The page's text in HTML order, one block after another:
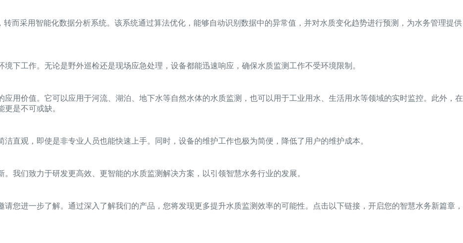
而采用智能化数据分析系统。该系统通过算法优化，能够自动识别数据中的异常值，并对水质变化趋势进行预测，为水务管理提供
下工作。无论是野外巡检还是现场应急处理，设备都能迅速响应，确保水质监测工作不受环境限制。
用价值。它可以应用于河流、湖泊、地下水等自然水体的水质监测，也可以用于工业用水、生活用水等领域的实时监控。此外，在
是不可或缺。
直观，即使是非专业人员也能快速上手。同时，设备的维护工作也极为简便，降低了用户的维护成本。
我们致力于研发更高效、更智能的水质监测解决方案，以引领智慧水务行业的发展。
您进一步了解。通过深入了解我们的产品，您将发现更多提升水质监测效率的可能性。点击以下链接，开启您的智慧水务新篇章，